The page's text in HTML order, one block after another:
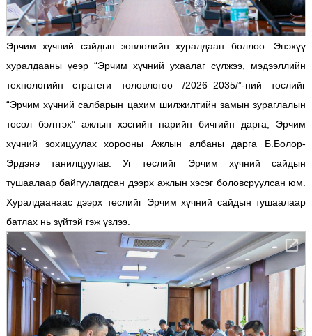
Эрчим хүчний сайдын зөвлөлийн хуралдаан боллоо. Энэхүү
хуралдааны үеэр “Эрчим хүчний ухаалаг сүлжээ, мэдээллийн
технологийн стратеги төлөвлөгөө /2026–2035/”-ний төслийг
“Эрчим хүчний салбарын цахим шилжилтийн замын зураглалын
төсөл бэлтгэх” ажлын хэсгийн нарийн бичгийн дарга, Эрчим
хүчний зохицуулах хорооны Ажлын албаны дарга Б.Болор-
Эрдэнэ танилцуулав. Уг төслийг Эрчим хүчний сайдын
тушаалаар байгуулагдсан дээрх ажлын хэсэг боловсруулсан юм.
Хуралдаанаас дээрх төслийг Эрчим хүчний сайдын тушаалаар
батлах нь зүйтэй гэж үзлээ.